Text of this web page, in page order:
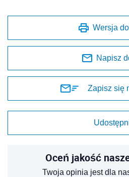
Wersja
Napisz
Zapisz się
Oceń jakość
Twoja opinia jest dla